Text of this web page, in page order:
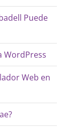
Puede
WordPress
Web en